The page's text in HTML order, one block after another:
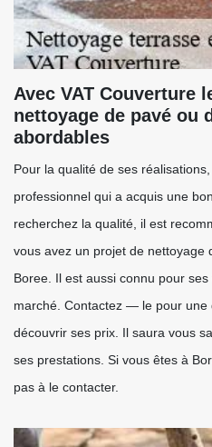
Avec VAT Couverture
nettoyage de pavé ou
abordables
Pour la qualité de ses
professionnel qui a acquis une
recherchez la qualité, il est
vous avez un projet de nettoyage
Boree. Il est aussi connu pour
marché. Contactez — le pour une
découvrir ses prix. Il saura vous
ses prestations. Si vous êtes à
pas à le contacter.